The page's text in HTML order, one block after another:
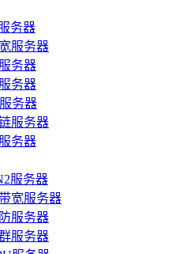
务器
服务器
务器
务器
务器
服务器
务器
服务器
宽服务器
服务器
服务器